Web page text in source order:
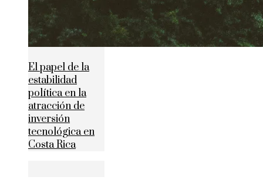
El papel de la
estabilidad
política en la
atracción de
inversión
tecnológica en
Costa Rica